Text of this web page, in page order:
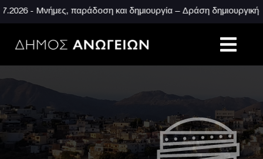
Μνήμες, παράδοση και δημιουργία – Δράση δημιουργικής